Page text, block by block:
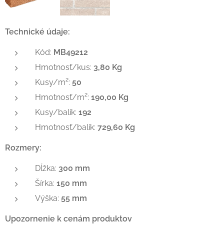
Technické údaje:
Kód: MB49212
Hmotnosť/kus: 3,80 Kg
Kusy/m²: 50
Hmotnosť/m²: 190,00 Kg
Kusy/balík: 192
Hmotnosť/balík: 729,60 Kg
Rozmery:
Dĺžka: 300 mm
Šírka: 150 mm
Výška: 55 mm
Upozornenie k cenám produktov